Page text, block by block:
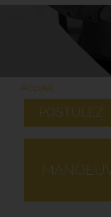
Accueil
POSTULEZ